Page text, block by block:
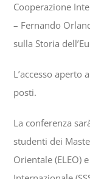
Cooperazione
– Fernando
sulla Storia
L’accesso
posti.
La conferenza
studenti dei
Orientale (ELEO)